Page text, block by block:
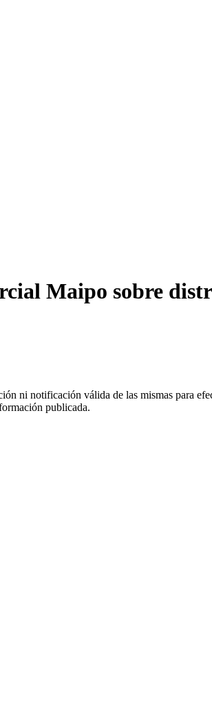
Maipo sobre
ni notificación válida de las mismas para
publicada.